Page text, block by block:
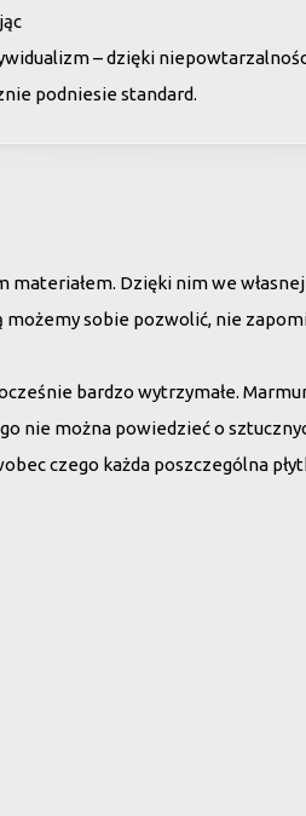
– dzięki
podniesie standard.
Dzięki nim we
możemy sobie pozwolić, nie
bardzo wytrzymałe.
nie można powiedzieć o
czego każda poszczególna